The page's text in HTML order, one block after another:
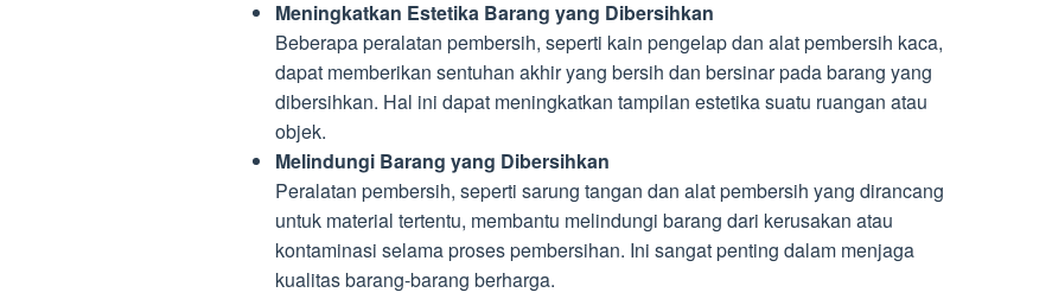
Meningkatkan Estetika Barang yang Dibersihkan
Beberapa peralatan pembersih, seperti kain pengelap dan alat pembersih kaca,
dapat memberikan sentuhan akhir yang bersih dan bersinar pada barang yang
dibersihkan. Hal ini dapat meningkatkan tampilan estetika suatu ruangan atau
objek.
Melindungi Barang yang Dibersihkan
Peralatan pembersih, seperti sarung tangan dan alat pembersih yang dirancang
untuk material tertentu, membantu melindungi barang dari kerusakan atau
kontaminasi selama proses pembersihan. Ini sangat penting dalam menjaga
kualitas barang-barang berharga.